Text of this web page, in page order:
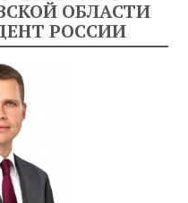
ОБЛАСТИ
РОССИИ